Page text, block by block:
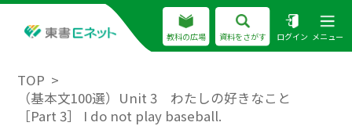
教科の広場 資料をさがす ログイン メニュー
TOP
（基本文100選）Unit 3 わたしの好きなこと
［Part 3］ I do not play baseball.